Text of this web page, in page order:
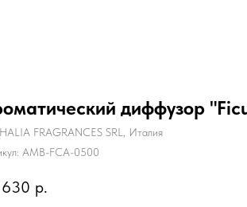
диффузор
FRAGRANCES SRL, Италия
AMB-FCA-0500
р.